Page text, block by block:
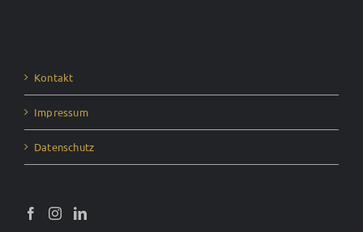
Kontakt
Impressum
Datenschutz